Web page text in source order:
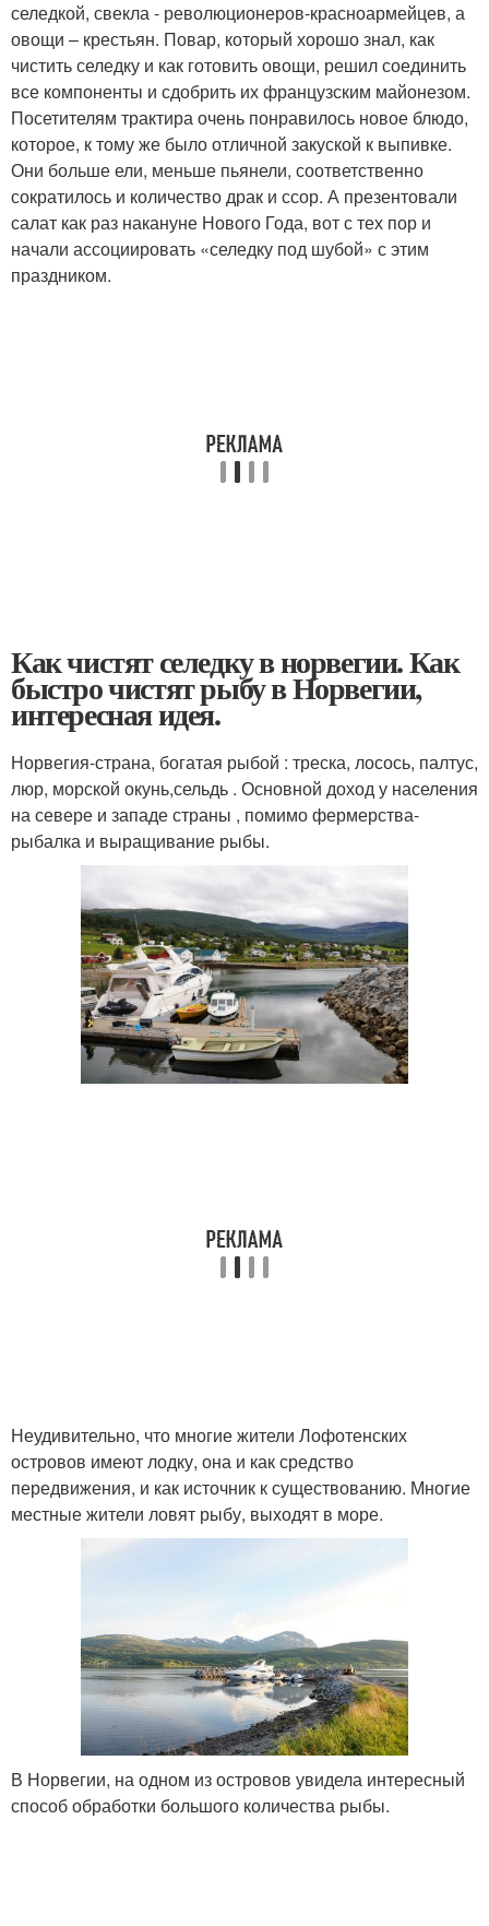
селедкой, свекла - революционеров-красноармейцев, а
овощи – крестьян. Повар, который хорошо знал, как
чистить селедку и как готовить овощи, решил соединить
все компоненты и сдобрить их французским майонезом.
Посетителям трактира очень понравилось новое блюдо,
которое, к тому же было отличной закуской к выпивке.
Они больше ели, меньше пьянели, соответственно
сократилось и количество драк и ссор. А презентовали
салат как раз накануне Нового Года, вот с тех пор и
начали ассоциировать «селедку под шубой» с этим
праздником.
Как чистят селедку в норвегии. Как
быстро чистят рыбу в Норвегии,
интересная идея.
Норвегия-страна, богатая рыбой : треска, лосось, палтус,
люр, морской окунь,сельдь . Основной доход у населения
на севере и западе страны , помимо фермерства-
рыбалка и выращивание рыбы.
Неудивительно, что многие жители Лофотенских
островов имеют лодку, она и как средство
передвижения, и как источник к существованию. Многие
местные жители ловят рыбу, выходят в море.
В Норвегии, на одном из островов увидела интересный
способ обработки большого количества рыбы.